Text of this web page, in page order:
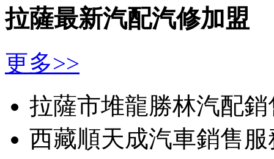
拉薩最新汽配汽修加盟
更多>>
拉薩市堆龍勝林汽配銷
西藏順天成汽車銷售